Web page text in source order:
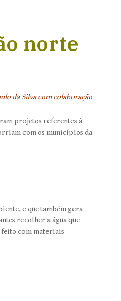
norte
da Silva com colaboração
projetos referentes à
com os municípios da
e que também gera
recolher a água que
com materiais